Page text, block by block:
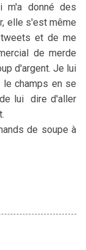
m'a donné des
elle s'est même
et de me
de merde
d'argent. Je lui
champs en se
lui dire d'aller
de soupe à